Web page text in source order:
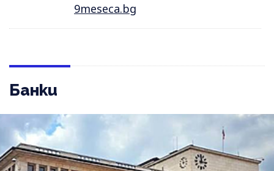
9meseca.bg
Банки